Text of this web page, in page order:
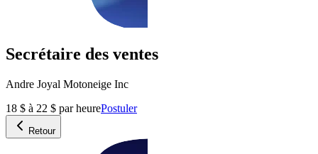
Secrétaire des ventes
Andre Joyal Motoneige Inc
18 $ à 22 $ par heurePostuler
Retour